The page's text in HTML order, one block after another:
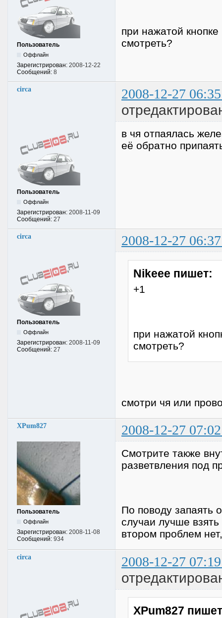
Пользователь
Оффлайн
Зарегистрирован: 2008-12-22
Сообщений: 8
при нажатой
смотреть?
circa 2008-12-27
Пользователь
Оффлайн
Зарегистрирован: 2008-11-09
Сообщений: 27
в чя отпаялась
её обратно
circa 2008-12-27
Пользователь
Оффлайн
Зарегистрирован: 2008-11-09
Сообщений: 27
Nikeee пишет:
+1
при нажатой
смотреть?
смотри чя или
XPum827 2008-12-27
Пользователь
Оффлайн
Зарегистрирован: 2008-11-08
Сообщений: 934
Смотрите также
разветвления под
По поводу запаять
случаи лучше
втором проблем
circa 2008-12-27
XPum827